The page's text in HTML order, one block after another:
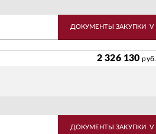
ДОКУМЕНТЫ ЗАКУПКИ V
2 326 130руб.
ДОКУМЕНТЫ ЗАКУПКИ V